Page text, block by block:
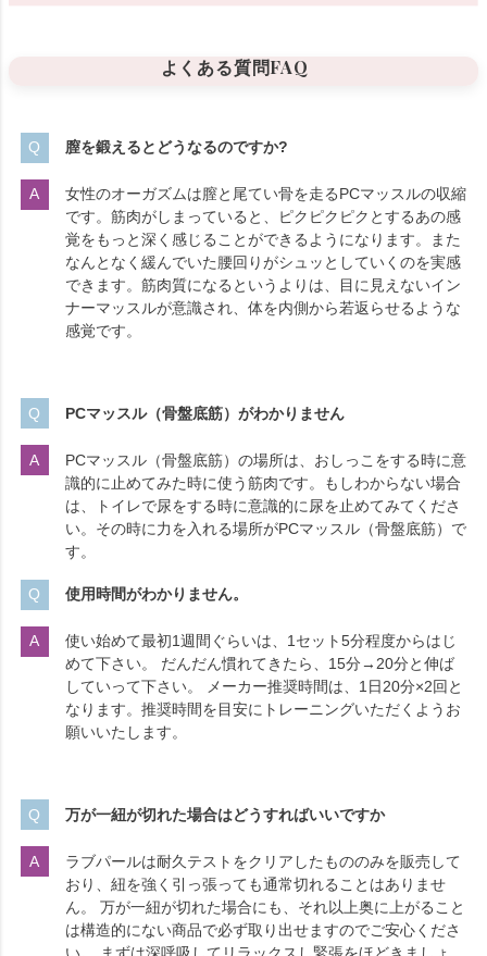
よくある質問FAQ
膣を鍛えるとどうなるのですか?
女性のオーガズムは膣と尾てい骨を走るPCマッスルの収縮
です。筋肉がしまっていると、ピクピクピクとするあの感
覚をもっと深く感じることができるようになります。また
なんとなく緩んでいた腰回りがシュッとしていくのを実感
できます。筋肉質になるというよりは、目に見えないイン
ナーマッスルが意識され、体を内側から若返らせるような
感覚です。
PCマッスル（骨盤底筋）がわかりません
PCマッスル（骨盤底筋）の場所は、おしっこをする時に意
識的に止めてみた時に使う筋肉です。もしわからない場合
は、トイレで尿をする時に意識的に尿を止めてみてくださ
い。その時に力を入れる場所がPCマッスル（骨盤底筋）で
す。
使用時間がわかりません。
使い始めて最初1週間ぐらいは、1セット5分程度からはじ
めて下さい。 だんだん慣れてきたら、15分→20分と伸ば
していって下さい。 メーカー推奨時間は、1日20分×2回と
なります。推奨時間を目安にトレーニングいただくようお
願いいたします。
万が一紐が切れた場合はどうすればいいですか
ラブパールは耐久テストをクリアしたもののみを販売して
おり、紐を強く引っ張っても通常切れることはありませ
ん。 万が一紐が切れた場合にも、それ以上奥に上がること
は構造的にない商品で必ず取り出せますのでご安心くださ
い。 まずは深呼吸してリラックスし緊張をほどきましょ